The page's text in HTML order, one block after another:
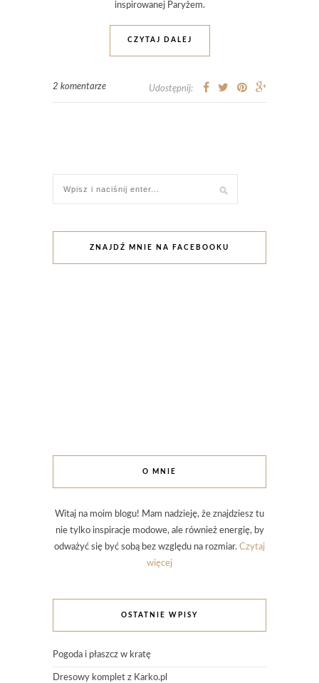
inspirowanej Paryżem.
CZYTAJ DALEJ
2 komentarze Udostępnij:
ZNAJDŹ MNIE NA FACEBOOKU
O MNIE
Witaj na moim blogu! Mam nadzieję, że znajdziesz tu
nie tylko inspiracje modowe, ale również energię, by
odważyć się być sobą bez względu na rozmiar. Czytaj
więcej
OSTATNIE WPISY
Pogoda i płaszcz w kratę
Dresowy komplet z Karko.pl